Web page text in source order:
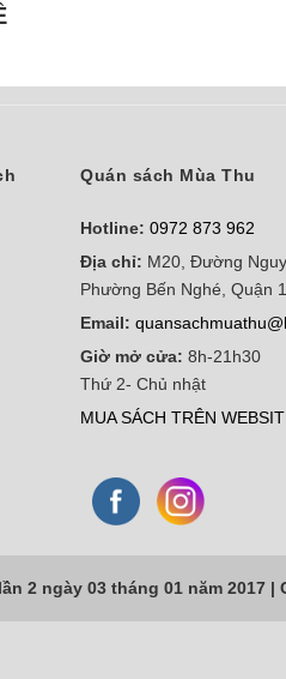
Quán sách Mùa Thu
Hotline: 0972 873 962
Địa chỉ: M20, Đường
Phường Bến Nghé, Quận
Email:
Giờ mở cửa: 8h-21h30
Thứ 2- Chủ nhật
MUA SÁCH TRÊN
2 ngày 03 tháng 01 năm 2017 |